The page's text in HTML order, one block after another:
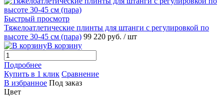
Быстрый просмотр
Тяжелоатлетические плинты для штанги с регулировкой по
высоте 30-45 см (пара) 99 220 руб. / шт
В корзину
Подробнее
Купить в 1 клик Сравнение
В избранное Под заказ
Цвет